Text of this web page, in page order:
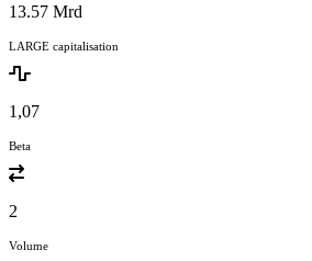
13.57 Mrd
LARGE capitalisation
1,07
Beta
2
Volume